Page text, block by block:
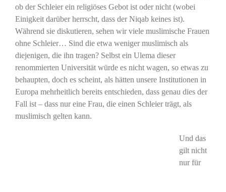
ob der Schleier ein religiöses Gebot ist oder nicht (wobei
Einigkeit darüber herrscht, dass der Niqab keines ist).
Während sie diskutieren, sehen wir viele muslimische Frauen
ohne Schleier… Sind die etwa weniger muslimisch als
diejenigen, die ihn tragen? Selbst ein Ulema dieser
renommierten Universität würde es nicht wagen, so etwas zu
behaupten, doch es scheint, als hätten unsere Institutionen in
Europa mehrheitlich bereits entschieden, dass genau dies der
Fall ist – dass nur eine Frau, die einen Schleier trägt, als
muslimisch gelten kann.
Und das
gilt nicht
nur für